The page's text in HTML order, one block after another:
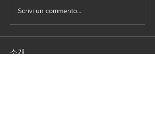
Scrivi un commento...
소개